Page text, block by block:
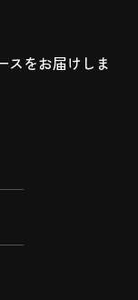
スをお届けしま